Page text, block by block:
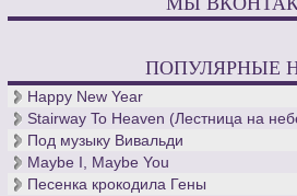
ПОПУЛЯРНЫЕ
Happy New Year
Stairway To Heaven (Лестница на
Под музыку Вивальди
Maybe I, Maybe You
Песенка крокодила Гены